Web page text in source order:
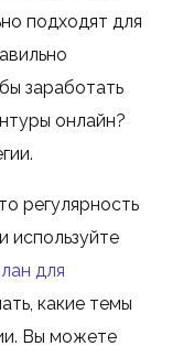
подходят для
заработать
онлайн?
регулярность
используйте
для
какие темы
Вы можете